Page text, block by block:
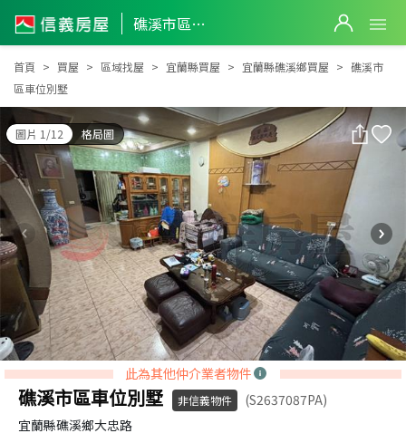
礁溪市區車位別墅
礁溪市區車位別墅
首頁 買屋 區域找屋 宜蘭縣買屋 宜蘭縣礁溪鄉買屋
礁溪市
區車位別墅
圖片 1/12 格局圖
此為其他仲介業者物件
礁溪市區車位別墅 非信義物件
(S2637087PA)
宜蘭縣礁溪鄉大忠路